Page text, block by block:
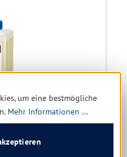
um eine bestmögliche
Mehr Informationen ...